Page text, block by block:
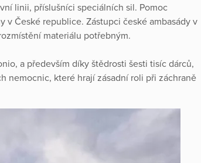
linii, příslušníci speciálních sil. Pomoc
České republice. Zástupci české ambasády v
materiálu potřebným.
a především díky štědrosti šesti tisíc dárců,
nemocnic, které hrají zásadní roli při záchraně